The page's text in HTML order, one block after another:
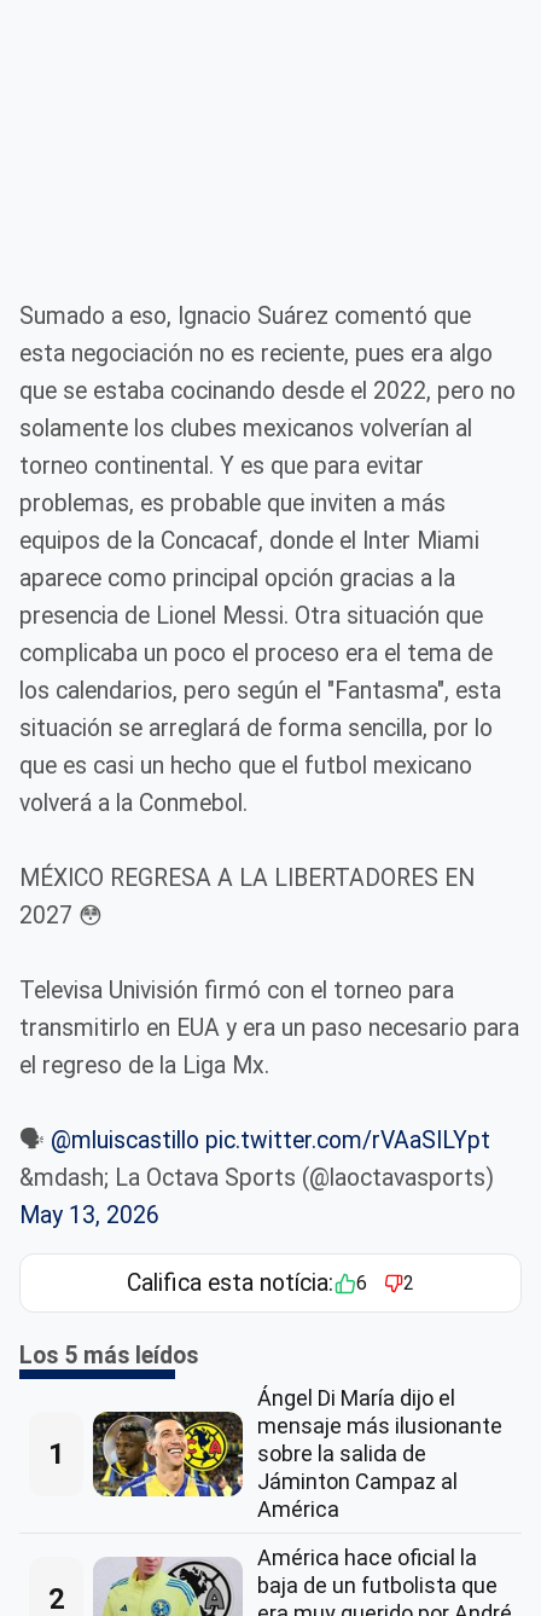
Sumado a eso, Ignacio Suárez comentó que
esta negociación no es reciente, pues era algo
que se estaba cocinando desde el 2022, pero no
solamente los clubes mexicanos volverían al
torneo continental. Y es que para evitar
problemas, es probable que inviten a más
equipos de la Concacaf, donde el Inter Miami
aparece como principal opción gracias a la
presencia de Lionel Messi. Otra situación que
complicaba un poco el proceso era el tema de
los calendarios, pero según el "Fantasma", esta
situación se arreglará de forma sencilla, por lo
que es casi un hecho que el futbol mexicano
volverá a la Conmebol.
MÉXICO REGRESA A LA LIBERTADORES EN
2027 😳
Televisa Univisión firmó con el torneo para
transmitirlo en EUA y era un paso necesario para
el regreso de la Liga Mx.
🗣️ @mluiscastillo pic.twitter.com/rVAaSILYpt
&mdash; La Octava Sports (@laoctavasports)
May 13, 2026
Califica esta notícia: 6 2
Los 5 más leídos
1
Ángel Di María dijo el
mensaje más ilusionante
sobre la salida de
Jáminton Campaz al
América
2
América hace oficial la
baja de un futbolista que